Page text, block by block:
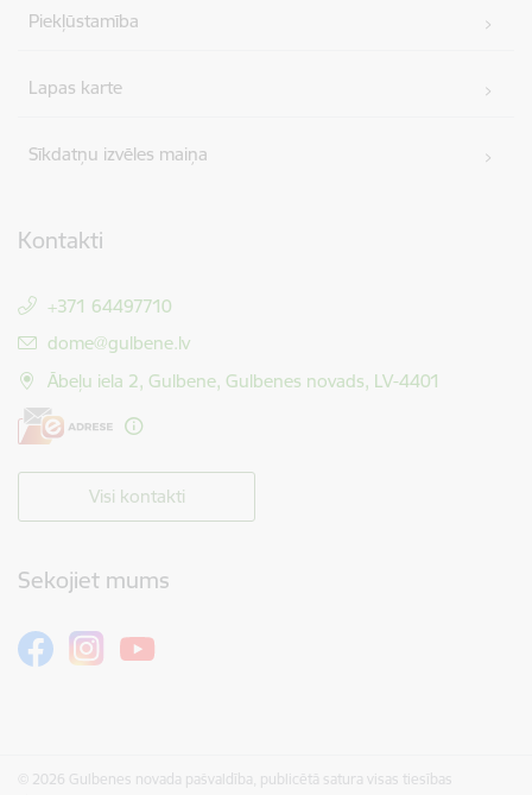
Piekļūstamība
Lapas karte
Sīkdatņu izvēles maiņa
Kontakti
+371 64497710
E-pasts:
dome@gulbene.lv
Ābeļu iela 2, Gulbene, Gulbenes novads, LV-4401
Visi kontakti
Sekojiet mums
© 2026 Gulbenes novada pašvaldība, publicētā satura visas tiesības